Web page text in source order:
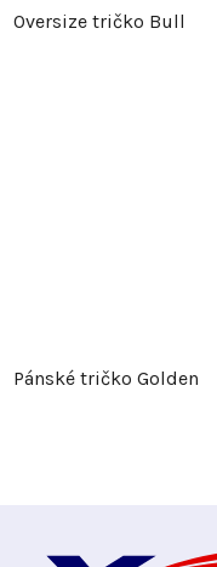
Oversize tričko Bull
Pánské tričko Golden